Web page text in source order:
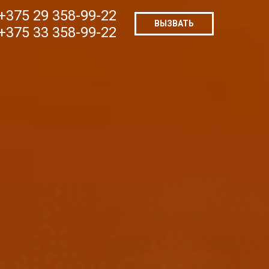
29 358-99-22
33 358-99-22
ВЫЗВАТЬ